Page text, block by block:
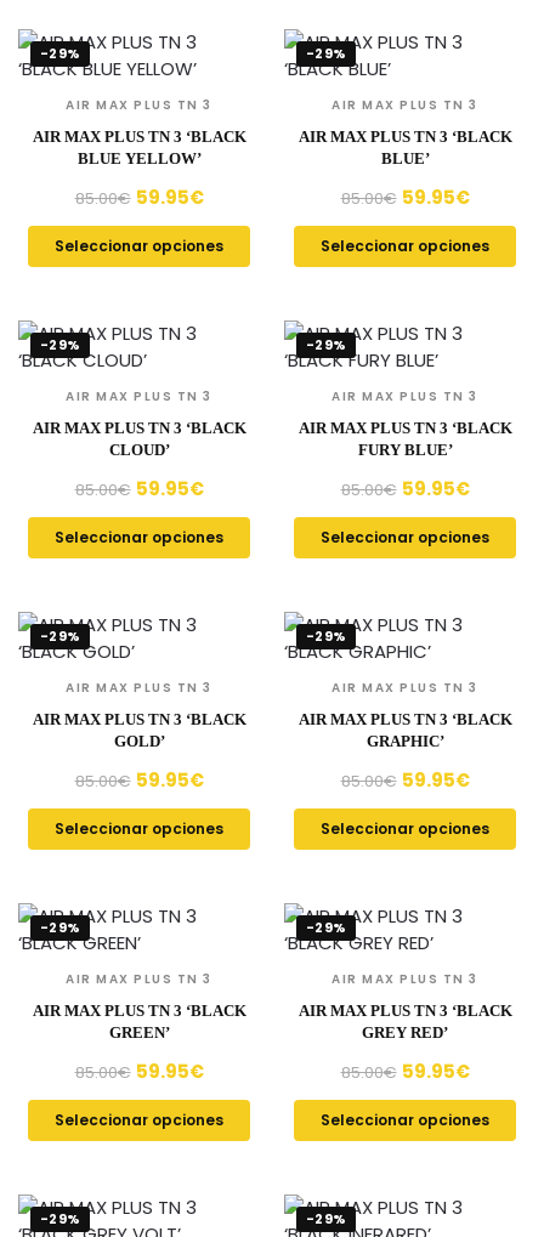
-29%
AIR MAX PLUS TN 3
AIR MAX PLUS TN 3 ‘BLACK
BLUE YELLOW’
85.00€ 59.95€
Seleccionar opciones
-29%
AIR MAX PLUS TN 3
AIR MAX PLUS TN 3 ‘BLACK
BLUE’
85.00€ 59.95€
Seleccionar opciones
-29%
AIR MAX PLUS TN 3
AIR MAX PLUS TN 3 ‘BLACK
CLOUD’
85.00€ 59.95€
Seleccionar opciones
-29%
AIR MAX PLUS TN 3
AIR MAX PLUS TN 3 ‘BLACK
FURY BLUE’
85.00€ 59.95€
Seleccionar opciones
-29%
AIR MAX PLUS TN 3
AIR MAX PLUS TN 3 ‘BLACK
GOLD’
85.00€ 59.95€
Seleccionar opciones
-29%
AIR MAX PLUS TN 3
AIR MAX PLUS TN 3 ‘BLACK
GRAPHIC’
85.00€ 59.95€
Seleccionar opciones
-29%
AIR MAX PLUS TN 3
AIR MAX PLUS TN 3 ‘BLACK
GREEN’
85.00€ 59.95€
Seleccionar opciones
-29%
AIR MAX PLUS TN 3
AIR MAX PLUS TN 3 ‘BLACK
GREY RED’
85.00€ 59.95€
Seleccionar opciones
-29% -29%